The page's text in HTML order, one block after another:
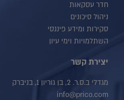
חדר עסקאות
ניהול סיכונים
סקירות ומידע פיננסי
השתלמויות וימי עיון
יצירת קשר
מגדלי ב.ס.ר. 2, בן גוריון 1, בניברק
info@prico.com